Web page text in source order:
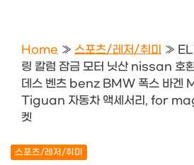
Home » 스포츠/레저/취미 »
링 칼럼 잠금 모터 닛산 nissan 호
데스 벤츠 benz BMW 폭스 바
Tiguan 자동차 액세서리, for
켓
스포츠/레저/취미